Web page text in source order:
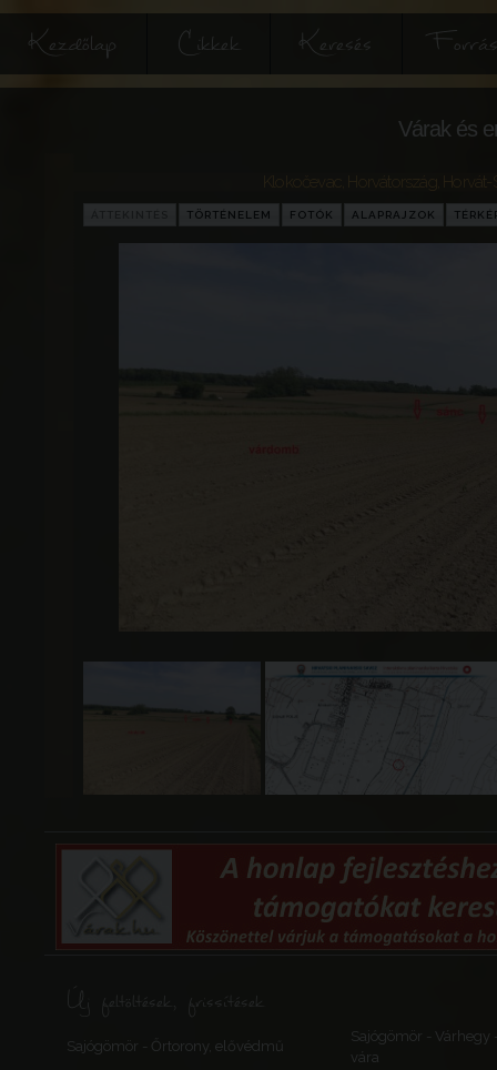
Kezdőlap Cikkek Keresés
Várak és
Horvátország
TÖRTÉNELEM FOTÓK ALAPRAJZOK
Új feltöltések, frissítések
Sajógömör - Őrtorony, elővédmű
Sajógömör - Várhegy
vára